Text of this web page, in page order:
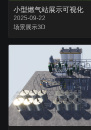
小型燃气站展示可视化
2025-09-22
场景展示3D